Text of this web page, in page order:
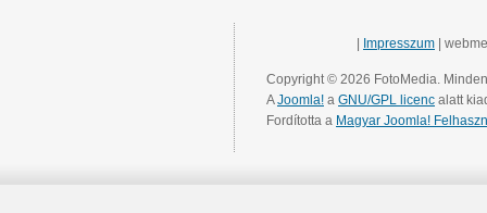
Impresszum |
Copyright © 2026 FotoMedia.
AJoomla! a GNU/GPL licenc alatt
Fordította a Magyar Joomla!